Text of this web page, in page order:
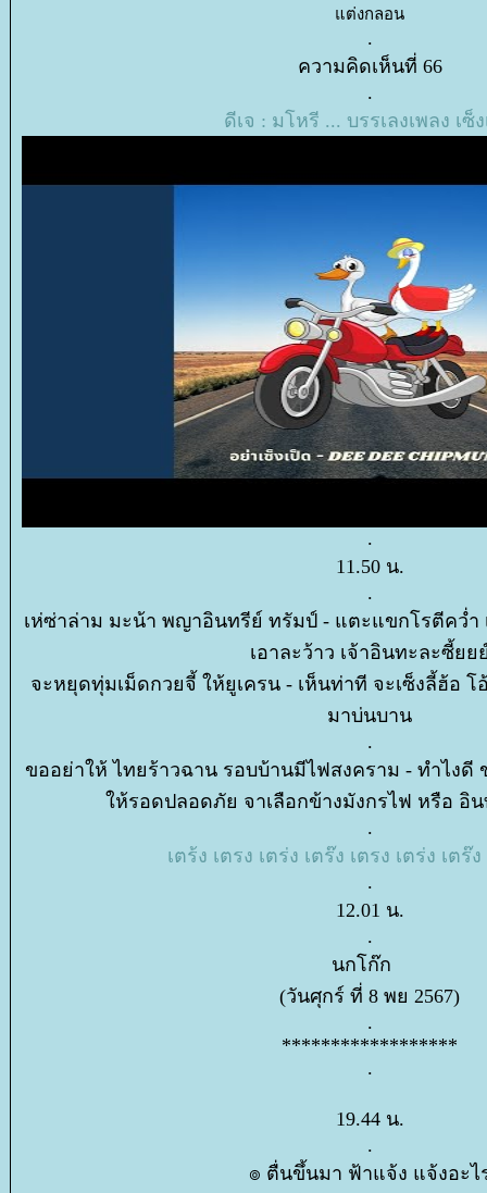
ต่งกลอน
.
ความคิดเห็นที่ 66
.
ดีเจ : มโหรี ... บรรเลงเพลง เซ็
.
11.50 น.
.
เห่ซ่าล่าม มะน้า พญาอินทรีย์ ทรัมป์ - แตะแขกโรตีคว่ำ
เอาละว้าว เจ้าอินทะละซี้ยย
จะหยุดทุ่มเม็ดกวยจี้ ให้ยูเครน - เห็นท่าที จะเซ็งลี้ฮ้อ
มาบ่นบาน
.
ขออย่าให้ ไทยร้าวฉาน รอบบ้านมีไฟสงคราม - ทำไ
ห้รอดปลอดภัย จาเลือกข้างมังกรไฟ หรือ อิ
.
เตร้ง เตรง เตร่ง เตร๊ง เตรง เตร่ง เตร๊
.
12.01 น.
.
นกโก๊ก
(วันศุกร์ ที่ 8 พย 2567)
.
******************
.
19.44 น.
.
๏ ตื่นขึ้นมา ฟ้าแจ้ง แจ้งอะไ